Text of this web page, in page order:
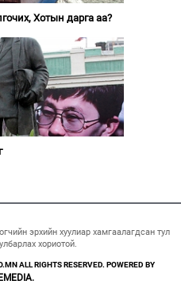
Хотын дарга аа?
эрхийн хуулиар хамгаалагдсан тул
хориотой.
ALL RIGHTS RESERVED. POWERED BY